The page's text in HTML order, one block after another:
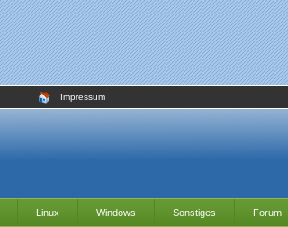
Impressum
Linux Windows Sonstiges Forum